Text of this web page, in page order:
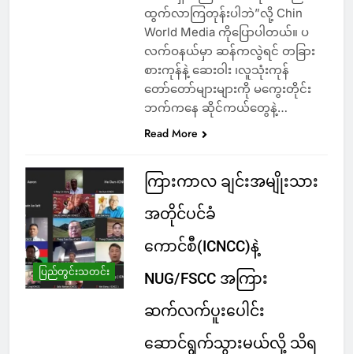
ထွက်လာကြတုန်းပါဘဲ”လို့ Chin
World Media ကိုပြောပါတယ်။ ပ
လက်ဝနယ်မှာ ဆန်ကလွဲရင် တခြား
စားကုန်နဲ့ ဆေးဝါး ၊လူသုံးကုန်
တော်တော်များများကို မကွေးတိုင်း
ဘက်ကနေ ဆိုင်ကယ်တွေနဲ့…
Read More
ပြည်တွင်းသတင်း
ကြားကာလ ချင်းအမျိုးသား
အတိုင်ပင်ခံ
ကောင်စီ(ICNCC)နဲ့
NUG/FSCC အကြား
ဆက်လက်ပူးပေါင်း
ဆောင်ရွက်သွားမယ်လို့ သိရ